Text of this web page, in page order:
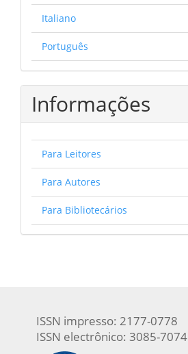
Italiano
Português
Informações
Para Leitores
Para Autores
Para Bibliotecários
ISSN impresso: 2177-0778
ISSN electrônico: 3085-7074